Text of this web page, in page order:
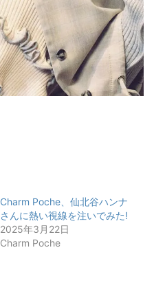
Charm Poche、仙北谷ハンナ
さんに熱い視線を注いでみた!
2025年3月22日
Charm Poche